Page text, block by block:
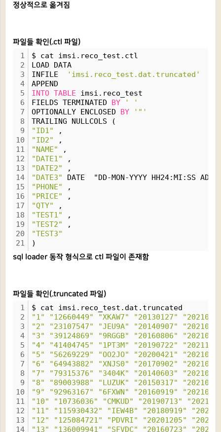
정상적으로 옮겨짐
파일들 확인(.ctl 파일)
1
2
3
4
5
6
7
8
9
10
11
12
13
14
15
16
17
18
19
20
21
$ cat imsi.reco_test.ctl
LOAD DATA
INFILE
'imsi.reco_test.dat.truncated'
APPEND
INTO TABLE imsi.reco_test
FIELDS TERMINATED BY '
'
OPTIONALLY ENCLOSED BY
'"'
TRAILING NULLCOLS (
"ID1"
,
"ID2"
,
"NAME"
,
"DATE1"
,
"DATE2"
,
"DATE3"
DATE  "DD-MON-YYYY HH24:MI:SS AD"
"PHONE"
,
"PRICE"
,
"QTY"
,
"TEST1"
,
"TEST2"
,
"TEST3"
)
sql loader 동작 형식으로 ctl 파일이 존재함
파일들 확인(.truncated 파일)
1
2
3
4
5
6
7
8
9
10
11
12
13
14
$ cat imsi.reco_test.dat.truncated
"1"
"12660449" "XKAW7" "20130127"
"2"
"23107547" "JEU9A" "20140907"
"3"
"39124869" "9RGGB" "20160806"
"4"
"41404745" "1PT3M" "20190722"
"5"
"56269229" "OO2JO" "20200421"
"6"
"64943882" "XNJS0" "20170902"
"7"
"79315376" "3404K" "20140603"
"8"
"89003988" "LUZUK" "20150317"
"9"
"92963167" "6FXWN" "20160919"
"10"
"10736036" "CMKUD" "20190713"
"11"
"115930432" "IEW4B" "20180919"
"12"
"125084721" "PDVRI" "20201205"
"13"
"136009941" "SFVDC" "20160723"